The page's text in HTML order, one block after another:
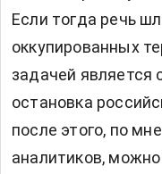
Если тогда речь
оккупированных
задачей является
остановка
после этого, по
аналитиков,